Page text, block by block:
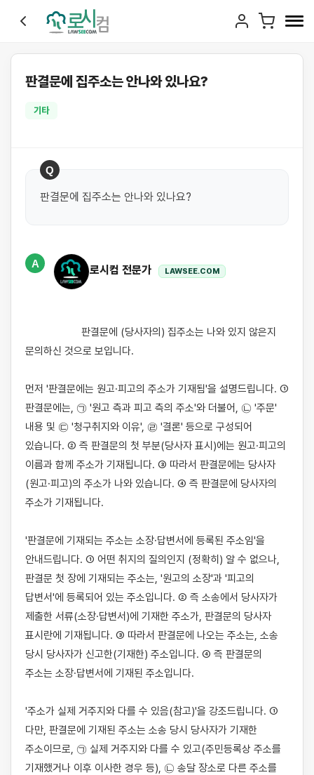
판결문에 집주소는 안나와 있나요?
기타
Q
판결문에 집주소는 안나와 있나요?
A
로시컴 전문가 LAWSEE.COM
문의하신 것으로 보입니다.
먼저 '판결문에는 원고·피고의 주소가 기재됨'을 설명드립니다. ①
판결문에는, ㉠ '원고 측과 피고 측의 주소'와 더불어, ㉡ '주문'
내용 및 ㉢ '청구취지와 이유', ㉣ '결론' 등으로 구성되어
있습니다. ② 즉 판결문의 첫 부분(당사자 표시)에는 원고·피고의
이름과 함께 주소가 기재됩니다. ③ 따라서 판결문에는 당사자
(원고·피고)의 주소가 나와 있습니다. ④ 즉 판결문에 당사자의
주소가 기재됩니다.
'판결문에 기재되는 주소는 소장·답변서에 등록된 주소임'을
안내드립니다. ① 어떤 취지의 질의인지 (정확히) 알 수 없으나,
판결문 첫 장에 기재되는 주소는, '원고의 소장'과 '피고의
답변서'에 등록되어 있는 주소입니다. ② 즉 소송에서 당사자가
제출한 서류(소장·답변서)에 기재한 주소가, 판결문의 당사자
표시란에 기재됩니다. ③ 따라서 판결문에 나오는 주소는, 소송
당시 당사자가 신고한(기재한) 주소입니다. ④ 즉 판결문의
주소는 소장·답변서에 기재된 주소입니다.
'주소가 실제 거주지와 다를 수 있음(참고)'을 강조드립니다. ①
다만, 판결문에 기재된 주소는 소송 당시 당사자가 기재한
주소이므로, ㉠ 실제 거주지와 다를 수 있고(주민등록상 주소를
기재했거나 이후 이사한 경우 등), ㉡ 송달 장소로 다른 주소를